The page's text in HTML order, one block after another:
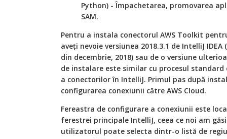
Python) - Împachetarea, promovarea
SAM.
Pentru a instala conectorul AWS Toolkit
aveți nevoie versiunea 2018.3.1 de IntelliJ IDEA
din decembrie, 2018) sau de o versiune
de instalare este similar cu procesul standard
a conectorilor în IntelliJ. Primul pas după
configurarea conexiunii către AWS Cloud.
Fereastra de configurare a conexiunii este
ferestrei principale IntelliJ, ceea ce noi am
utilizatorul poate selecta dintr-o listă de